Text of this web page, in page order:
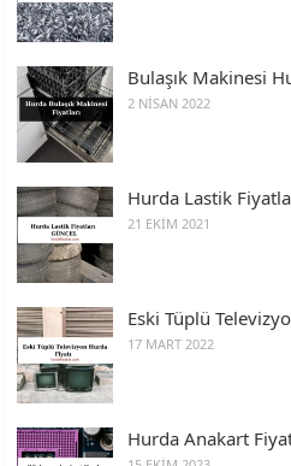
Bulaşık Makinesi
2 NISAN 2022
Hurda Lastik
21 EKIM 2021
Eski Tüplü
17 MART 2022
Hurda Anakart